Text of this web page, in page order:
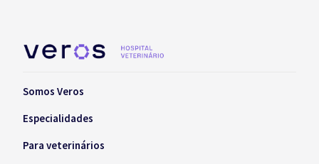
Somos Veros
Especialidades
Para veterinários